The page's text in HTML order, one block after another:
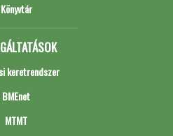
Könyvtár
keretrendszer
BMEnet
MTMT